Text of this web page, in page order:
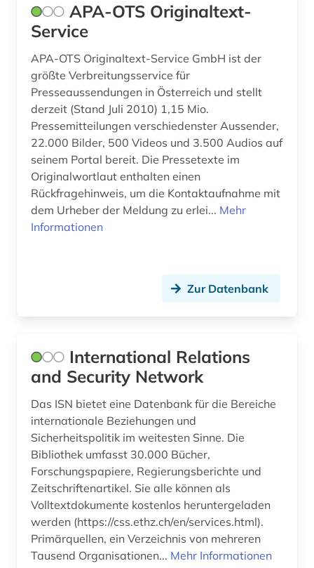
napoléon iii. (1)
naturwissenschaften (2)
niederlande (2)
nordische staaten (1)
online-publikation (3)
ostasien (2)
osteuropa (2)
paris (1)
parlament (1)
parlamentswahl (8)
partei (1)
pflege (1)
pflegeeinrichtungen (1)
pflegemanagement (1)
philippinen (1)
APA-OTS Originaltext-
Service
APA-OTS Originaltext-Service GmbH ist der
größte Verbreitungsservice für
Presseaussendungen in Österreich und stellt
derzeit (Stand Juli 2010) 1,15 Mio.
Pressemitteilungen verschiedenster Aussender,
22.000 Bilder, 500 Videos und 3.500 Audios auf
seinem Portal bereit. Die Pressetexte im
Originalwortlaut enthalten einen
Rückfragehinweis, um die Kontaktaufnahme mit
dem Urheber der Meldung zu erlei... Mehr
Informationen
Zur Datenbank
International Relations
and Security Network
Das ISN bietet eine Datenbank für die Bereiche
internationale Beziehungen und
Sicherheitspolitik im weitesten Sinne. Die
Bibliothek umfasst 30.000 Bücher,
Forschungspapiere, Regierungsberichte und
Zeitschriftenartikel. Sie alle können als
Volltextdokumente kostenlos heruntergeladen
werden (https://css.ethz.ch/en/services.html).
Primärquellen, ein Verzeichnis von mehreren
Tausend Organisationen... Mehr Informationen